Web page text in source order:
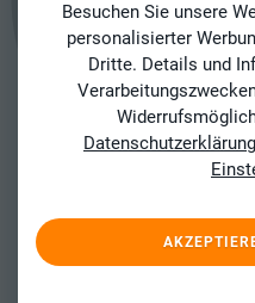
Besuchen Sie unsere
personalisierter
Dritte. Details und
Datenschutzerklärung